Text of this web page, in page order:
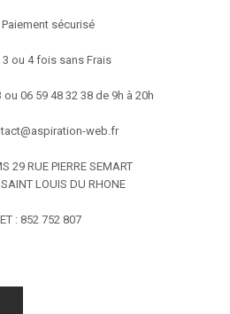
sécurisé
3 ou 4 fois sans Frais
ou 06 59 48 32 38 de 9h à 20h
web.fr
29 RUE PIERRE SEMART
LOUIS DU RHONE
: 852 752 807